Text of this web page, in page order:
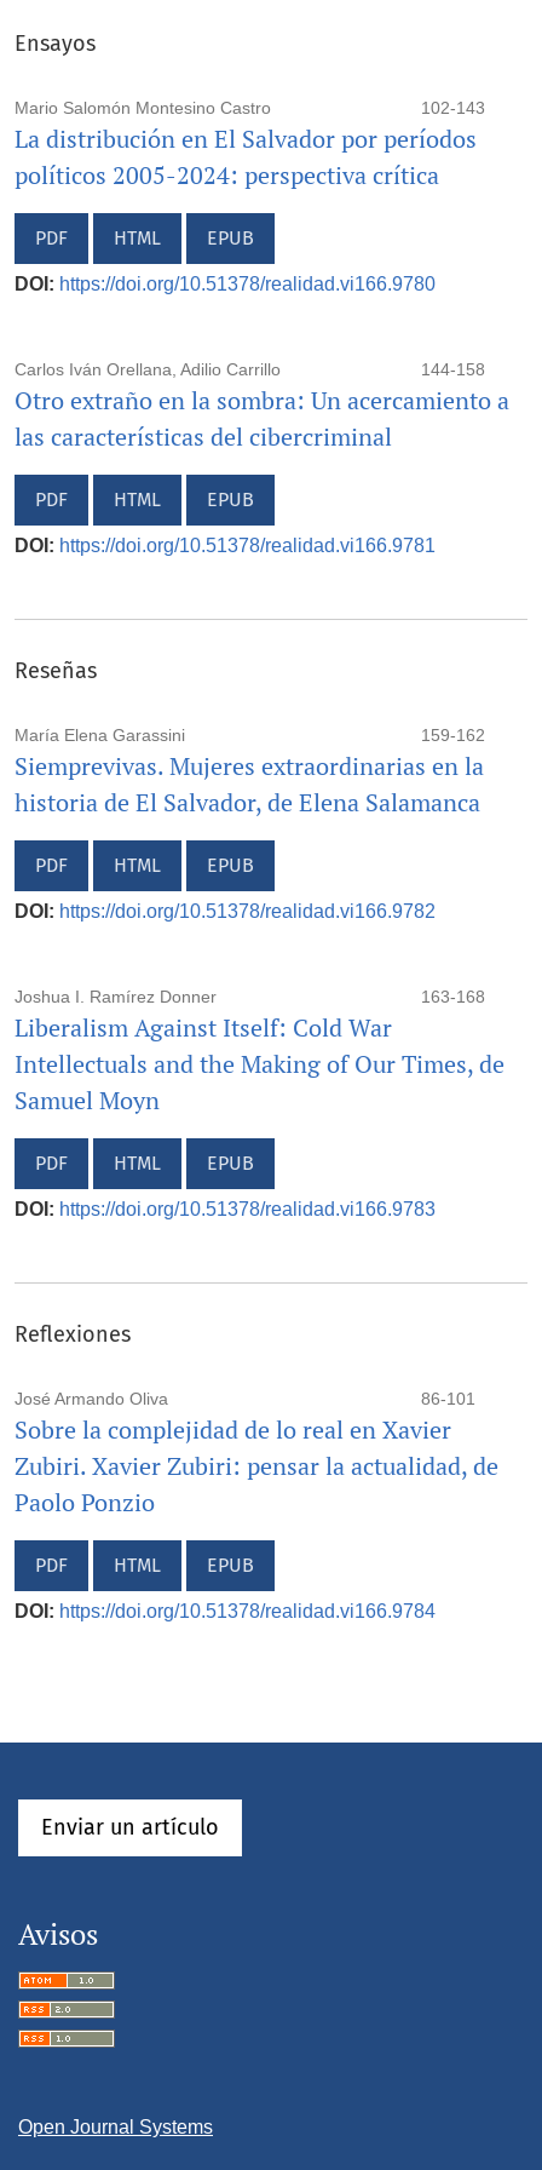
Ensayos
Mario Salomón Montesino Castro 102-143
La distribución en El Salvador por períodos
políticos 2005-2024: perspectiva crítica
PDF HTML EPUB
DOI: https://doi.org/10.51378/realidad.vi166.9780
Carlos Iván Orellana, Adilio Carrillo 144-158
Otro extraño en la sombra: Un acercamiento a
las características del cibercriminal
PDF HTML EPUB
DOI: https://doi.org/10.51378/realidad.vi166.9781
Reseñas
María Elena Garassini 159-162
Siemprevivas. Mujeres extraordinarias en la
historia de El Salvador, de Elena Salamanca
PDF HTML EPUB
DOI: https://doi.org/10.51378/realidad.vi166.9782
Joshua I. Ramírez Donner 163-168
Liberalism Against Itself: Cold War
Intellectuals and the Making of Our Times, de
Samuel Moyn
PDF HTML EPUB
DOI: https://doi.org/10.51378/realidad.vi166.9783
Reflexiones
José Armando Oliva 86-101
Sobre la complejidad de lo real en Xavier
Zubiri. Xavier Zubiri: pensar la actualidad, de
Paolo Ponzio
PDF HTML EPUB
DOI: https://doi.org/10.51378/realidad.vi166.9784
Enviar un artículo
Avisos
Open Journal Systems